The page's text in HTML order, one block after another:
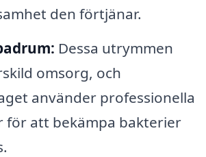
den förtjänar.
Dessa utrymmen
omsorg, och
använder professionella
för att bekämpa bakterier